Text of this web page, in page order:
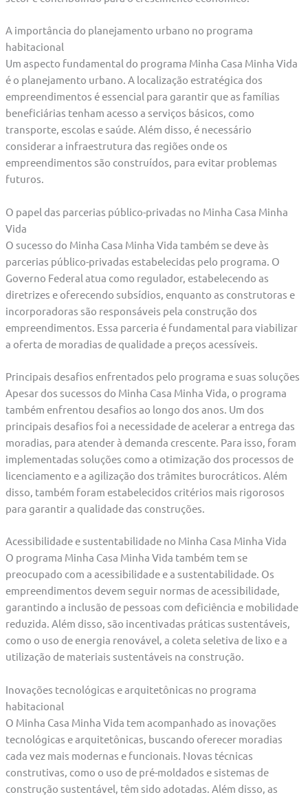
A importância do planejamento urbano no programa
habitacional
Um aspecto fundamental do programa Minha Casa Minha Vida
é o planejamento urbano. A localização estratégica dos
empreendimentos é essencial para garantir que as famílias
beneficiárias tenham acesso a serviços básicos, como
transporte, escolas e saúde. Além disso, é necessário
considerar a infraestrutura das regiões onde os
empreendimentos são construídos, para evitar problemas
futuros.
O papel das parcerias público-privadas no Minha Casa Minha
Vida
O sucesso do Minha Casa Minha Vida também se deve às
parcerias público-privadas estabelecidas pelo programa. O
Governo Federal atua como regulador, estabelecendo as
diretrizes e oferecendo subsídios, enquanto as construtoras e
incorporadoras são responsáveis pela construção dos
empreendimentos. Essa parceria é fundamental para viabilizar
a oferta de moradias de qualidade a preços acessíveis.
Principais desafios enfrentados pelo programa e suas soluções
Apesar dos sucessos do Minha Casa Minha Vida, o programa
também enfrentou desafios ao longo dos anos. Um dos
principais desafios foi a necessidade de acelerar a entrega das
moradias, para atender à demanda crescente. Para isso, foram
implementadas soluções como a otimização dos processos de
licenciamento e a agilização dos trâmites burocráticos. Além
disso, também foram estabelecidos critérios mais rigorosos
para garantir a qualidade das construções.
Acessibilidade e sustentabilidade no Minha Casa Minha Vida
O programa Minha Casa Minha Vida também tem se
preocupado com a acessibilidade e a sustentabilidade. Os
empreendimentos devem seguir normas de acessibilidade,
garantindo a inclusão de pessoas com deficiência e mobilidade
reduzida. Além disso, são incentivadas práticas sustentáveis,
como o uso de energia renovável, a coleta seletiva de lixo e a
utilização de materiais sustentáveis na construção.
Inovações tecnológicas e arquitetônicas no programa
habitacional
O Minha Casa Minha Vida tem acompanhado as inovações
tecnológicas e arquitetônicas, buscando oferecer moradias
cada vez mais modernas e funcionais. Novas técnicas
construtivas, como o uso de pré-moldados e sistemas de
construção sustentável, têm sido adotadas. Além disso, as